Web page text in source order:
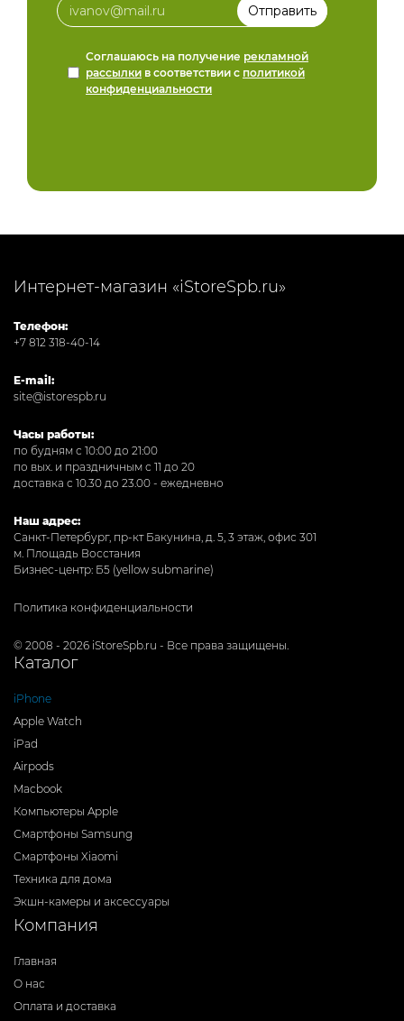
Соглашаюсь на получение рекламной
рассылки в соответствии с политикой
конфиденциальности
Интернет-магазин «iStoreSpb.ru»
Телефон:
+7 812 318-40-14
E-mail:
site@istorespb.ru
Часы работы:
по будням с 10:00 до 21:00
по вых. и праздничным с 11 до 20
доставка с 10.30 до 23.00 - ежедневно
Наш адрес:
Санкт-Петербург, пр-кт Бакунина, д. 5, 3 этаж, офис 301
м. Площадь Восстания
Бизнес-центр: Б5 (yellow submarine)
Политика конфиденциальности
© 2008 - 2026 iStoreSpb.ru - Все права защищены.
Каталог
iPhone
Apple Watch
iPad
Airpods
Macbook
Компьютеры Apple
Смартфоны Samsung
Смартфоны Xiaomi
Техника для дома
Экшн-камеры и аксессуары
Компания
Главная
О нас
Оплата и доставка